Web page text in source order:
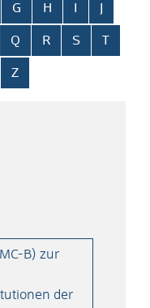
G H
Q R S T
Z
B) zur
der